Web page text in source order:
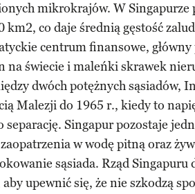
mikrokrajów. W Singapurze
km2, co daje średnią gęstość
centrum finansowe,
na świecie i maleńki skrawek
dwóch potężnych sąsiadów,
Malezji do 1965 r., kiedy to
separację. Singapur pozostaje
w wodę pitną oraz
sąsiada. Rząd Singapuru
upewnić się, że nie szkodzą